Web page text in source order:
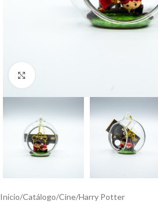
Inicio/Catálogo/Cine/Harry Potter